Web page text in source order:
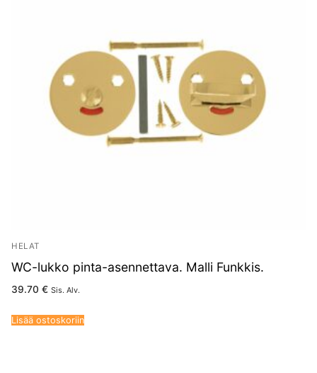
HELAT
WC-lukko pinta-asennettava. Malli Funkkis.
39.70 € Sis. Alv.
Lisää ostoskoriin